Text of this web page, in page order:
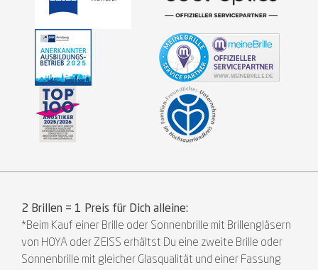
2 Brillen = 1 Preis für Dich alleine:
*Beim Kauf einer Brille oder Sonnenbrille mit Brillengläsern
von HOYA oder ZEISS erhältst Du eine zweite Brille oder
Sonnenbrille mit gleicher Glasqualität und einer Fassung